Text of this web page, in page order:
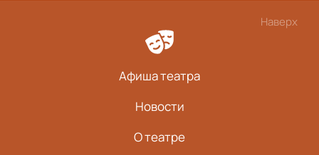
Наверх
Афиша театра
Новости
О театре